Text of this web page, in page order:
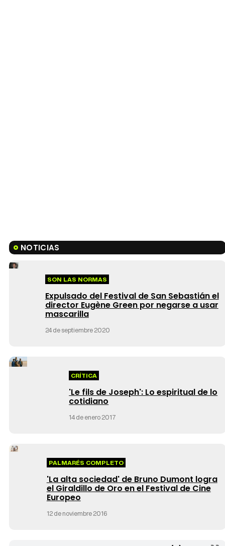
NOTICIAS
SON LAS NORMAS
Expulsado del Festival de San Sebastián el
director Eugène Green por negarse a usar
mascarilla
24 de septiembre 2020
CRÍTICA
'Le fils de Joseph': Lo espiritual de lo
cotidiano
14 de enero 2017
PALMARÉS COMPLETO
'La alta sociedad' de Bruno Dumont logra
el Giraldillo de Oro en el Festival de Cine
Europeo
12 de noviembre 2016